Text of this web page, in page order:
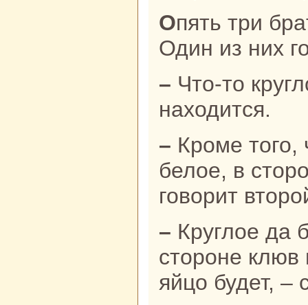
Опять три бpaта перепиpaются.
Один из них
– Что-то круглое и белое там
нaходится.
– Кроме того, что оно круглое да
белое, в
говорит
– Круглое да белое, в одной
стороне клюв
яйцо будет, –